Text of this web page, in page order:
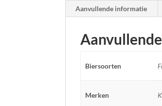
Aanvullende informatie
Biersoorten
Merken